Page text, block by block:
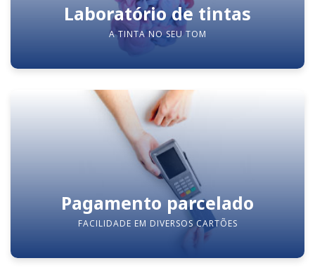
Laboratório de tintas
A TINTA NO SEU TOM
Pagamento parcelado
FACILIDADE EM DIVERSOS CARTÕES